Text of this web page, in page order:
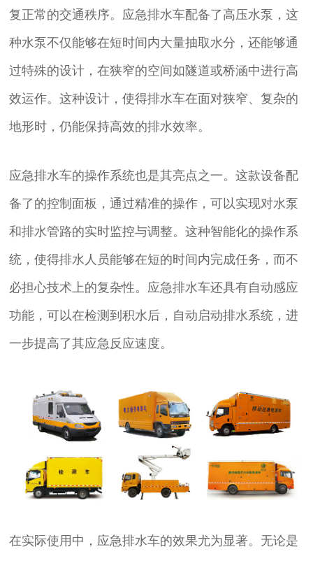
复正常的交通秩序。应急排水车配备了高压水泵，这
种水泵不仅能够在短时间内大量抽取水分，还能够通
过特殊的设计，在狭窄的空间如隧道或桥涵中进行高
效运作。这种设计，使得排水车在面对狭窄、复杂的
地形时，仍能保持高效的排水效率。
应急排水车的操作系统也是其亮点之一。这款设备配
备了的控制面板，通过精准的操作，可以实现对水泵
和排水管路的实时监控与调整。这种智能化的操作系
统，使得排水人员能够在短的时间内完成任务，而不
必担心技术上的复杂性。应急排水车还具有自动感应
功能，可以在检测到积水后，自动启动排水系统，进
一步提高了其应急反应速度。
在实际使用中，应急排水车的效果尤为显著。无论是